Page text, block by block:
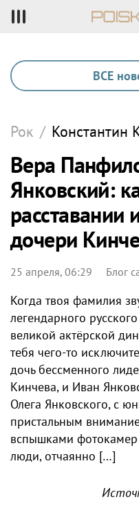
ВСЕ
Рок / Константин
Вера
Янковский:
расставании
дочери
25 апреля, 06:29 Блог
Когда твоя фамилия
легендарного
великой актёрской
тебя чего-то
дочь бессменного
Кинчева, и Иван
Олега Янковского, с
пристальным
вспышками
люди, отчаянно […]